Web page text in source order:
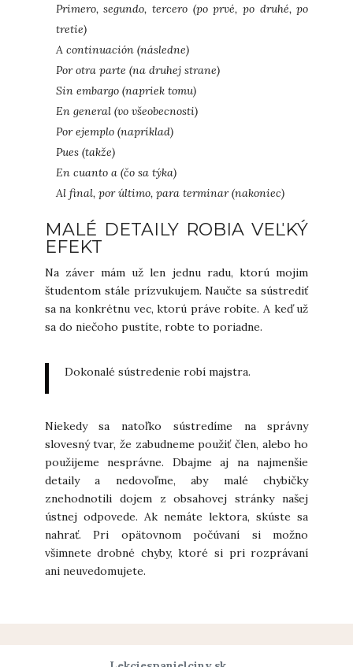
Primero, segundo, tercero (po prvé, po druhé, po
tretie)
A continuación (následne)
Por otra parte (na druhej strane)
Sin embargo (napriek tomu)
En general (vo všeobecnosti)
Por ejemplo (napríklad)
Pues (takže)
En cuanto a (čo sa týka)
Al final, por último, para terminar (nakoniec)
MALÉ DETAILY ROBIA VEĽKÝ
EFEKT
Na záver mám už len jednu radu, ktorú mojim
študentom stále prízvukujem. Naučte sa sústrediť
sa na konkrétnu vec, ktorú práve robíte. A keď už
sa do niečoho pustíte, robte to poriadne.
Dokonalé sústredenie robí majstra.
Niekedy sa natoľko sústredíme na správny
slovesný tvar, že zabudneme použiť člen, alebo ho
použijeme nesprávne. Dbajme aj na najmenšie
detaily a nedovoľme, aby malé chybičky
znehodnotili dojem z obsahovej stránky našej
ústnej odpovede. Ak nemáte lektora, skúste sa
nahrať. Pri opätovnom počúvaní si možno
všimnete drobné chyby, ktoré si pri rozprávaní
ani neuvedomujete.